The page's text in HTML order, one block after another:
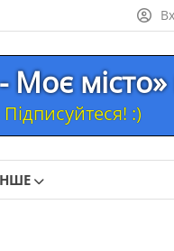
Моє
Підписуйтеся! :)